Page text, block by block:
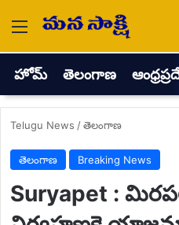
Menu
హోమ్ తెలంగాణ
Telugu News /తెలంగాణ
తెలంగాణ Breaking News
Suryapet :